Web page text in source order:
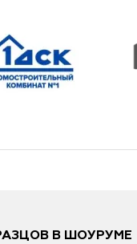
В ШОУРУМЕ